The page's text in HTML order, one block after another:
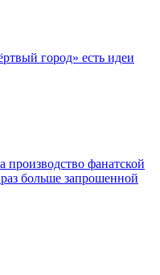
город» есть идеи
фанатской
больше запрошенной